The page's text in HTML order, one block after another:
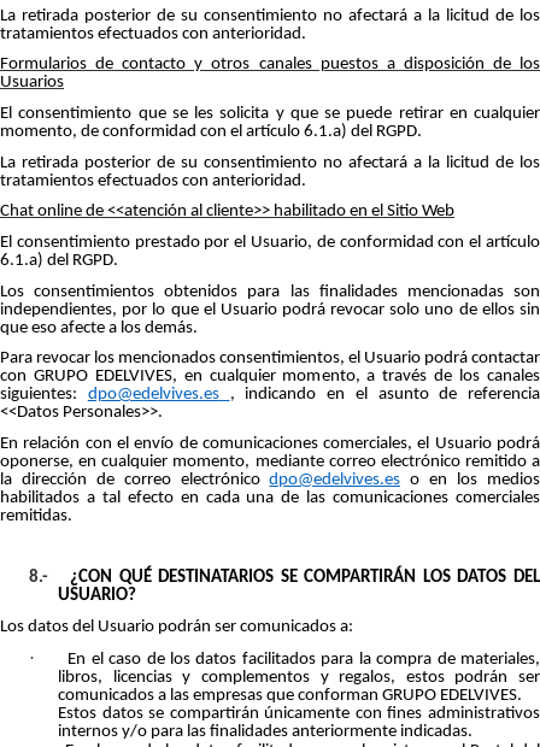
La retirada posterior de su consentimiento no afectará a la licitud de los
tratamientos efectuados con anterioridad.
Formularios de contacto y otros canales puestos a disposición de los
Usuarios
El consentimiento que se les solicita y que se puede retirar en cualquier
momento, de conformidad con el artículo 6.1.a) del RGPD.
La retirada posterior de su consentimiento no afectará a la licitud de los
tratamientos efectuados con anterioridad.
Chat online de <<atención al cliente>> habilitado en el Sitio Web
El consentimiento prestado por el Usuario, de conformidad con el artículo
6.1.a) del RGPD.
Los consentimientos obtenidos para las finalidades mencionadas son
independientes, por lo que el Usuario podrá revocar solo uno de ellos sin
que eso afecte a los demás.
Para revocar los mencionados consentimientos, el Usuario podrá contactar
con GRUPO EDELVIVES, en cualquier momento, a través de los canales
siguientes: dpo@edelvives.es
, indicando en el asunto de referencia
<<Datos Personales>>.
En relación con el envío de comunicaciones comerciales, el Usuario podrá
oponerse, en cualquier momento, mediante correo electrónico remitido a
la dirección de correo electrónicodpo@edelvives.es o en los medios
habilitados a tal efecto en cada una de las comunicaciones comerciales
remitidas.
8.-
¿CON QUÉ DESTINATARIOS SE COMPARTIRÁN LOS DATOS DEL
USUARIO?
Los datos del Usuario podrán ser comunicados a:
·
En el caso de los datos facilitados para la compra de materiales,
libros, licencias y complementos y regalos, estos podrán ser
comunicados a las empresas que conforman GRUPO EDELVIVES.
Estos datos se compartirán únicamente con fines administrativos
internos y/o para las finalidades anteriormente indicadas.